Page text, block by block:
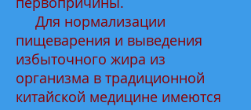
Для нормализации
пищеварения и выведения
избыточного жира из
организма в традиционной
китайской медицине имеются